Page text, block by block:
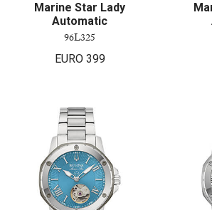
Marine Star Lady
Automatic
96L325
EURO 399